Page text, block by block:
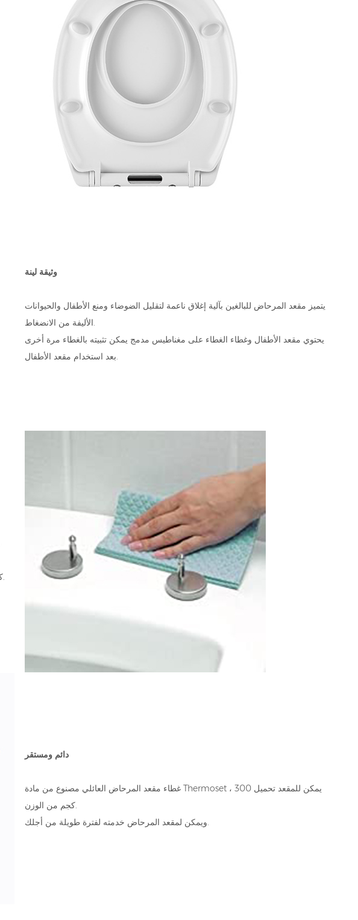
وثيقة لينة
يتميز مقعد المرحاض للبالغين بآلية إغلاق ناعمة لتقليل الضوضاء ومنع الأطفال والحيوانات
الأليفة من الانضغاط.
يحتوي مقعد الأطفال وغطاء الغطاء على مغناطيس مدمج يمكن تثبيته بالغطاء مرة أخرى
بعد استخدام مقعد الأطفال.
كما أن السطح الأملس يجعل غطاء المرحاض أسهل في التنظيف.
دائم ومستقر
غطاء مقعد المرحاض العائلي مصنوع من مادة Thermoset ، يمكن للمقعد تحميل 300
كجم من الوزن.
ويمكن لمقعد المرحاض خدمته لفترة طويلة من أجلك.